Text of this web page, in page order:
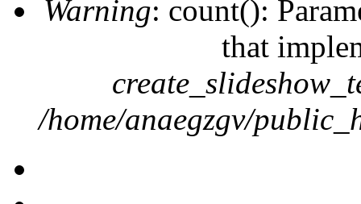
Warning: count():
that
/home/anaegzgv/